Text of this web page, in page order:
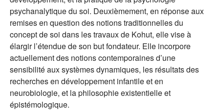
psychanalytique du soi. Deuxièmement, en réponse aux
remises en question des notions traditionnelles du
concept de soi dans les travaux de Kohut, elle vise à
élargir l’étendue de son but fondateur. Elle incorpore
actuellement des notions contemporaines d’une
sensibilité aux systèmes dynamiques, les résultats des
recherches en développement infantile et en
neurobiologie, et la philosophie existentielle et
épistémologique.